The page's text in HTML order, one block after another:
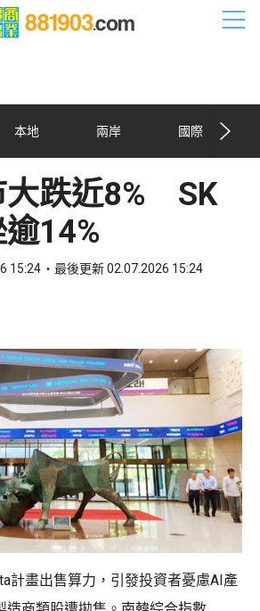
本地 兩岸 國際
大跌近8% SK
14%
15:24 最後更新 02.07.2026 15:24
計畫出售算力，引發投資者憂慮AI產